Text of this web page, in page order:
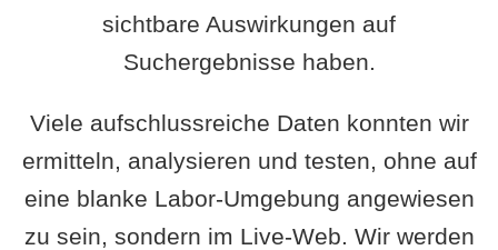
sichtbare Auswirkungen auf
Suchergebnisse haben.
Viele aufschlussreiche Daten konnten wir
ermitteln, analysieren und testen, ohne auf
eine blanke Labor-Umgebung angewiesen
zu sein, sondern im Live-Web. Wir werden